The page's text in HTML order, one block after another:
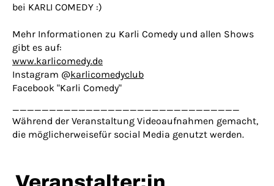
bei KARLI COMEDY :)
Mehr Informationen zu Karli Comedy und allen Shows
gibt es auf:
www.karlicomedy.de
Instagram @karlicomedyclub
Facebook "Karli Comedy"
_______________________________
Während der Veranstaltung Videoaufnahmen gemacht,
die möglicherweisefür social Media genutzt werden.